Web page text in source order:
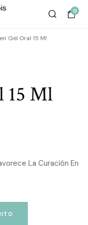
0
Gel Oral 15 Ml
15 Ml
La Curación En